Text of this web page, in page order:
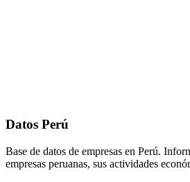
Datos Perú
Base de datos de empresas en Perú.
empresas peruanas, sus actividades